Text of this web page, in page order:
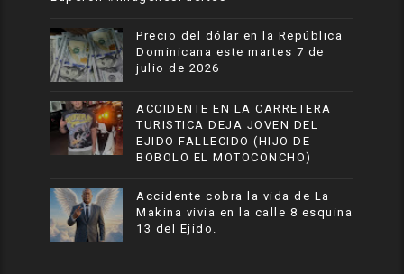
Precio del dólar en la República
Dominicana este martes 7 de
julio de 2026
ACCIDENTE EN LA CARRETERA
TURISTICA DEJA JOVEN DEL
EJIDO FALLECIDO (HIJO DE
BOBOLO EL MOTOCONCHO)
Accidente cobra la vida de La
Makina vivia en la calle 8 esquina
13 del Ejido.